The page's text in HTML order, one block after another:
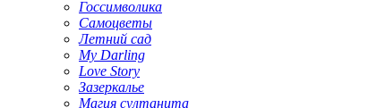
Госсимволика
Самоцветы
Летний сад
My Darling
Love Story
Зазеркалье
Магия султанита